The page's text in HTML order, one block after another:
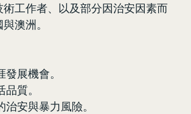
工作者、以及部分因治安因素而
澳洲。
展機會。
質。
安與暴力風險。